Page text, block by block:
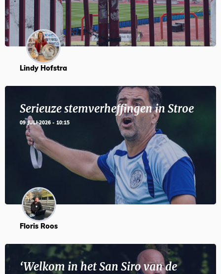
Lindy Hofstra
Serieuze stemverheffingen in Stroe
09 JULI 2026 - 10:15
Floris Roos
‘Welkom in het San Siro van de